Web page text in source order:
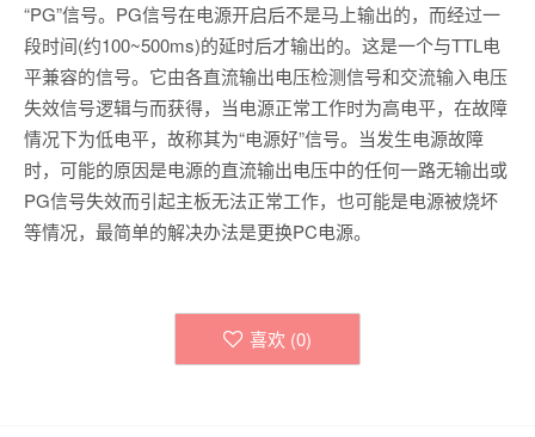
“PG”信号。PG信号在电源开启后不是马上输出的，而经过一
段时间(约100~500ms)的延时后才输出的。这是一个与TTL电
平兼容的信号。它由各直流输出电压检测信号和交流输入电压
失效信号逻辑与而获得，当电源正常工作时为高电平，在故障
情况下为低电平，故称其为“电源好”信号。当发生电源故障
时，可能的原因是电源的直流输出电压中的任何一路无输出或
PG信号失效而引起主板无法正常工作，也可能是电源被烧坏
等情况，最简单的解决办法是更换PC电源。
喜欢 (0)